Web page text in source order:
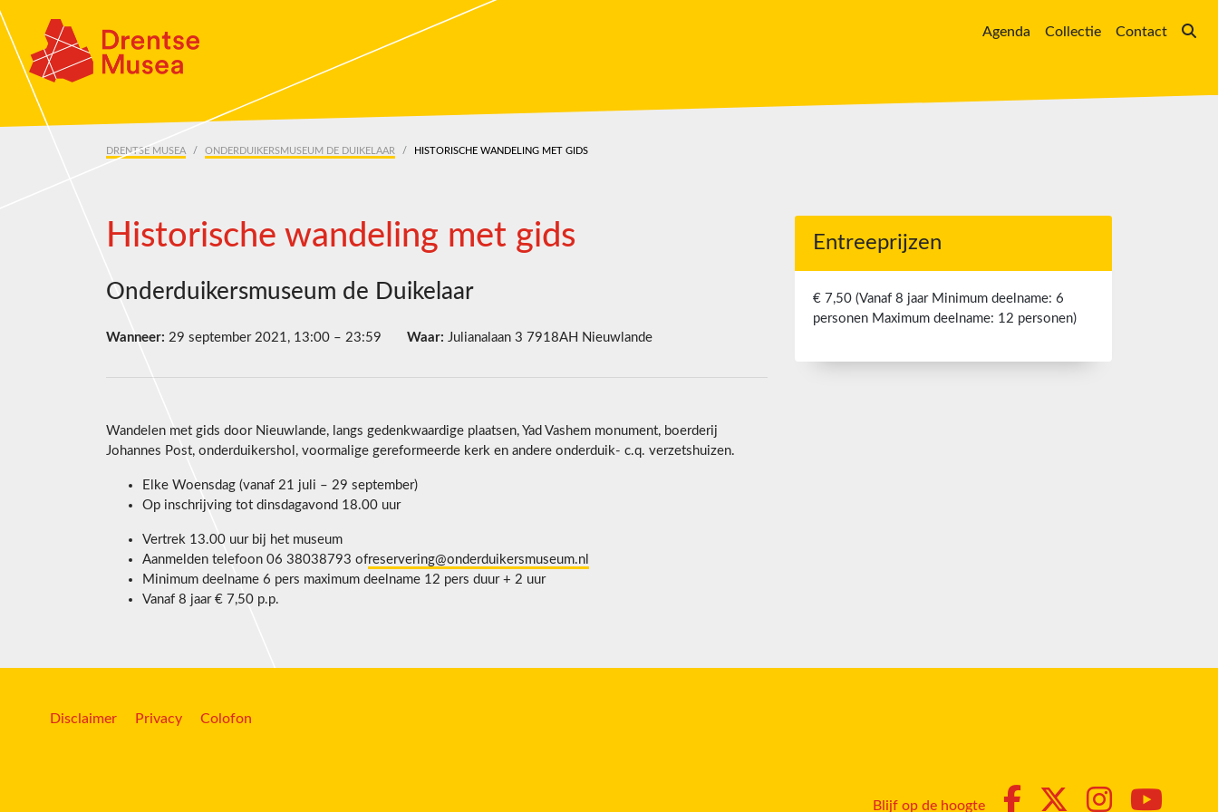
Skip navigation
Agenda Collectie Contact
DRENTSE MUSEA ONDERDUIKERSMUSEUM DE DUIKELAAR HISTORISCHE WANDELING MET GIDS
Historische wandeling met gids
Onderduikersmuseum de Duikelaar
Wanneer: 29 september 2021, 13:00 – 23:59 Waar: Julianalaan 3 7918AH Nieuwlande
Wandelen met gids door Nieuwlande, langs gedenkwaardige plaatsen, Yad Vashem monument, boerderij
Johannes Post, onderduikershol, voormalige gereformeerde kerk en andere onderduik- c.q. verzetshuizen.
Elke Woensdag (vanaf 21 juli – 29 september)
Op inschrijving tot dinsdagavond 18.00 uur
Vertrek 13.00 uur bij het museum
Aanmelden telefoon 06 38038793 ofreservering@onderduikersmuseum.nl
Minimum deelname 6 pers maximum deelname 12 pers duur + 2 uur
Vanaf 8 jaar € 7,50 p.p.
Entreeprijzen
€ 7,50 (Vanaf 8 jaar Minimum deelname: 6
personen Maximum deelname: 12 personen)
Disclaimer Privacy Colofon
Blijf op de hoogte